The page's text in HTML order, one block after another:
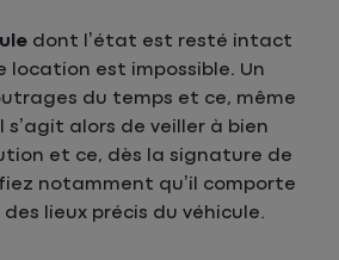
dont l’état est resté intact
location est impossible. Un
du temps et ce, même
s’agit alors de veiller à bien
et ce, dès la signature de
notamment qu’il comporte
lieux précis du véhicule.